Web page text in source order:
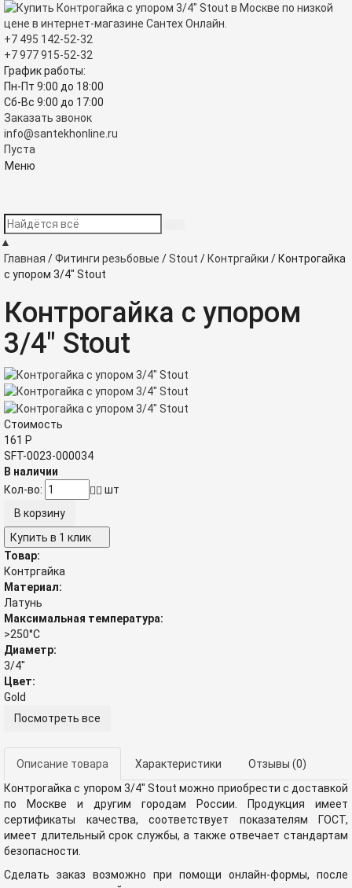
+7 495 142-52-32
+7 977915-52-32
График работы:
Пн-Пт 9:00 до 18:00
Сб-Вс 9:00 до 17:00
Заказать звонок
info@santekhonline.ru
Пуста
Меню
▲
Главная /Фитинги резьбовые /Stout / Контргайки / Контрогайка
с упором 3/4" Stout
Контрогайка с упором
3/4" Stout
Стоимость
161 Р
SFT-0023-000034
В наличии
Кол-во:
шт
Купить в 1 клик
Товар:
Контргайка
Материал:
Латунь
Максимальная температура:
>250°C
Диаметр:
3/4"
Цвет:
Gold
Посмотреть все
Описание товара Характеристики Отзывы (0)
Контрогайка с упором 3/4" Stout можно приобрести с доставкой
по Москве и другим городам России. Продукция имеет
сертификаты качества, соответствует показателям ГОСТ,
имеет длительный срок службы, а также отвечает стандартам
безопасности.
Сделать заказ возможно при помощи онлайн-формы, после